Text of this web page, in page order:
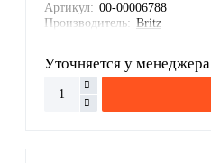
Артикул: 00-00006788
Производитель: Britz
Уточняется у менеджера